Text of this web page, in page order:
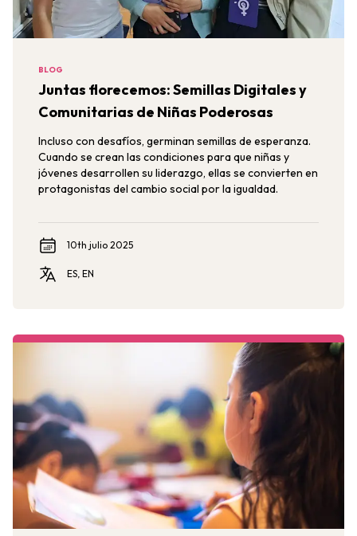
BLOG
Juntas florecemos: Semillas Digitales y
Comunitarias de Niñas Poderosas
Incluso con desafíos, germinan semillas de esperanza.
Cuando se crean las condiciones para que niñas y
jóvenes desarrollen su liderazgo, ellas se convierten en
protagonistas del cambio social por la igualdad.
10th julio 2025
ES, EN